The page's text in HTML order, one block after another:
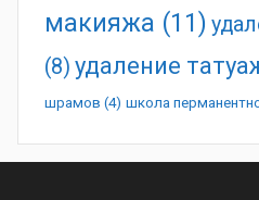
макияжа (11)
(8) удаление
шрамов (4) школа